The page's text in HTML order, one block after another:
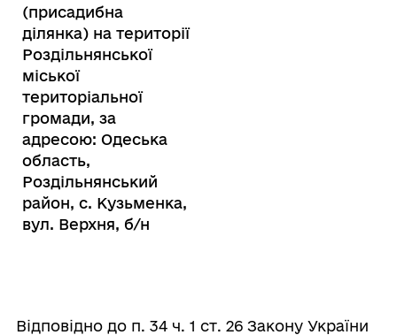
(присадибна
ділянка) на території
Роздільнянської
міської
територіальної
громади, за
адресою: Одеська
область,
Роздільнянський
район, с. Кузьменка,
вул. Верхня, б/н
Відповідно до п. 34 ч. 1 ст. 26 Закону України